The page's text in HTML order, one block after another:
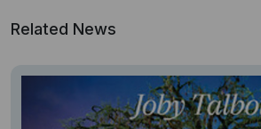
Related News